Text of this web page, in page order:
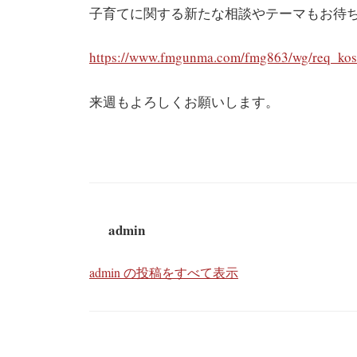
子育てに関する新たな相談やテーマもお待
https://www.fmgunma.com/fmg863/wg/
来週もよろしくお願いします。
admin
admin の投稿をすべて表示